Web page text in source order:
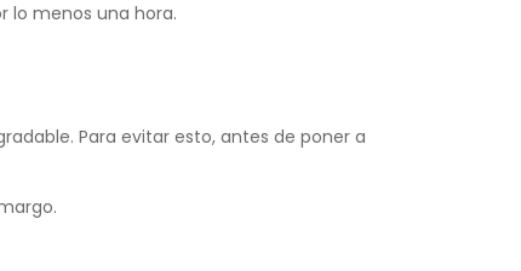
lo menos una hora.
Para evitar esto, antes de poner a